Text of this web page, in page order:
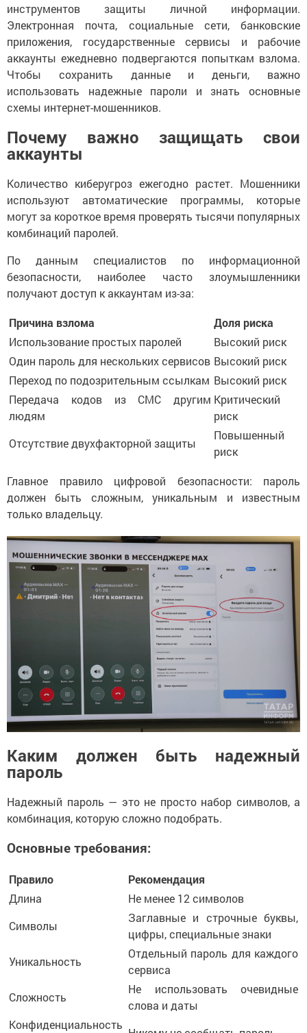
инструментов защиты личной информации.
Электронная почта, социальные сети, банковские
приложения, государственные сервисы и рабочие
аккаунты ежедневно подвергаются попыткам взлома.
Чтобы сохранить данные и деньги, важно
использовать надежные пароли и знать основные
схемы интернет-мошенников.
Почему важно защищать свои
аккаунты
Количество киберугроз ежегодно растет. Мошенники
используют автоматические программы, которые
могут за короткое время проверять тысячи популярных
комбинаций паролей.
По данным специалистов по информационной
безопасности, наиболее часто злоумышленники
получают доступ к аккаунтам из-за:
Причина взлома
Доля риска
Использование простых паролей
Высокий риск
Один пароль для нескольких сервисов Высокий риск
Переход по подозрительным ссылкам Высокий риск
Передача кодов из СМС другим
людям
Критический
риск
Отсутствие двухфакторной защиты
Повышенный
риск
Главное правило цифровой безопасности: пароль
должен быть сложным, уникальным и известным
только владельцу.
Каким должен быть надежный
пароль
Надежный пароль — это не просто набор символов, а
комбинация, которую сложно подобрать.
Основные требования:
Правило
Рекомендация
Длина
Не менее 12 символов
Символы
Заглавные и строчные буквы,
цифры, специальные знаки
Уникальность
Отдельный пароль для каждого
сервиса
Сложность
Не использовать очевидные
слова и даты
Конфиденциальность